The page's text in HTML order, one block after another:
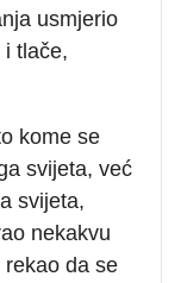
usmjerio
i tlače,
kome se
svijeta, već
svijeta,
nekakvu
da se